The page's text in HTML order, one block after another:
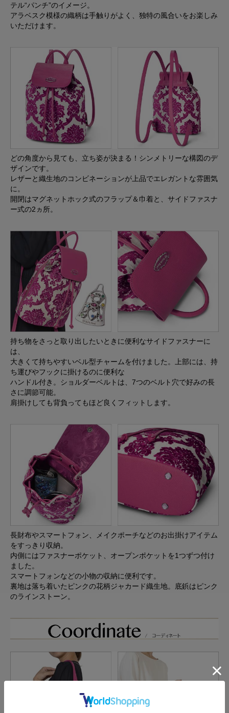
テル“パンチ”のイメージ。
アラベスク模様の織柄は手触りがよく、独特の風合いをお楽しみ
いただけます。
どの角度から見ても、立ち姿が決まる！シンメトリーな構図のデ
ザインです。
レザーと織生地のコンビネーションが上品でエレガントな雰囲気
に。
開閉はマグネットホック式のフラップ＆巾着と、サイドファスナ
ー式の2ヵ所。
持ち物をさっと取り出したいときに便利なサイドファスナーに
は、
大きくて持ちやすいベル型チャームを付けました。上部には、持
ち運びやフックに掛けるのに便利な
ハンドル付き。ショルダーベルトは、7つのベルト穴で好みの長
さに調節可能。
肩掛けしても背負ってもほど良くフィットします。
長財布やスマートフォン、メイクポーチなどのお出掛けアイテム
をすっきり収納。
内側にはファスナーポケット、オープンポケットを1つずつ付け
ました。
スマートフォンなどの小物の収納に便利です。
裏地は落ち着いたピンクの花柄ジャカード織生地。底鋲はピンク
のラインストーン。